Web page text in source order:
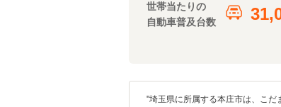
世帯当たりの
自動車普及台数
"埼玉県に所属する本庄市は、こ